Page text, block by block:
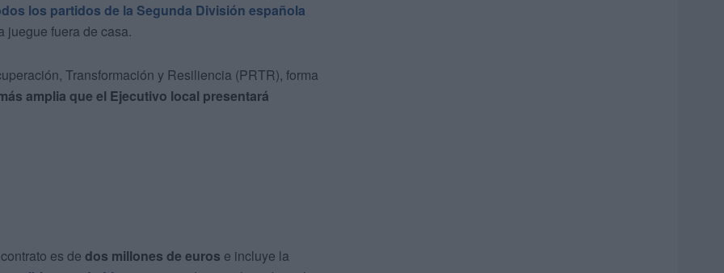
los partidos de la Segunda División española
juegue fuera de casa.
Transformación y Resiliencia (PRTR), forma
amplia que el Ejecutivo local presentará
es de dos millones de euros e incluye la